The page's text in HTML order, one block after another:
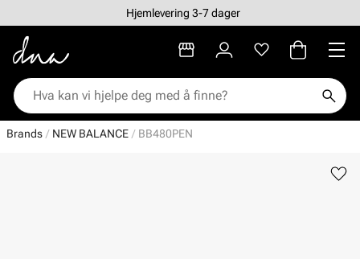
Hjemlevering 3-7 dager
Brands NEW BALANCE BB480PEN